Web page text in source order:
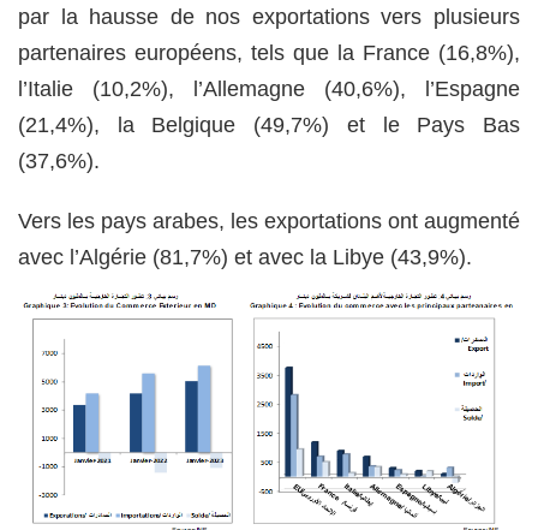
par la hausse de nos exportations vers plusieurs
partenaires européens, tels que la France (16,8%),
l’Italie (10,2%), l’Allemagne (40,6%), l’Espagne
(21,4%), la Belgique (49,7%) et le Pays Bas
(37,6%).
Vers les pays arabes, les exportations ont augmenté
avec l’Algérie (81,7%) et avec la Libye (43,9%).